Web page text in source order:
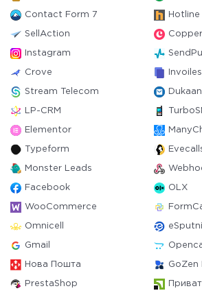
Contact Form 7 Hotline
SellAction Copper
Instagram
Crove
Stream Telecom Dukaan
LP-CRM
Elementor
Typeform
Monster Leads
Facebook OLX
WooCommerce
Omnicell
Gmail
Нова Пошта GoZen
PrestaShop